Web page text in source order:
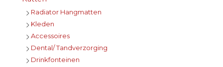
Radiator Hangmatten
Kleden
Accessoires
Dental/ Tandverzorging
Drinkfonteinen